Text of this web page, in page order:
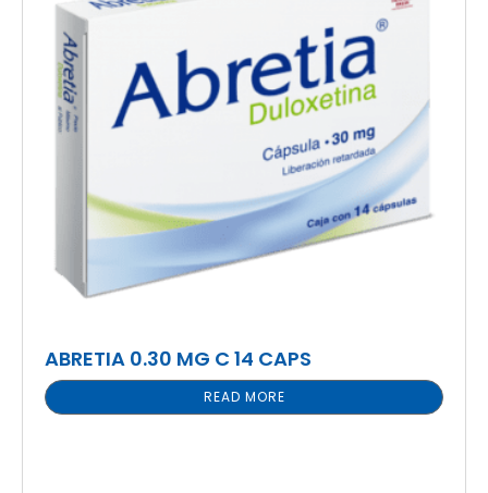
ABRETIA 0.30 MG C 14 CAPS
READ MORE